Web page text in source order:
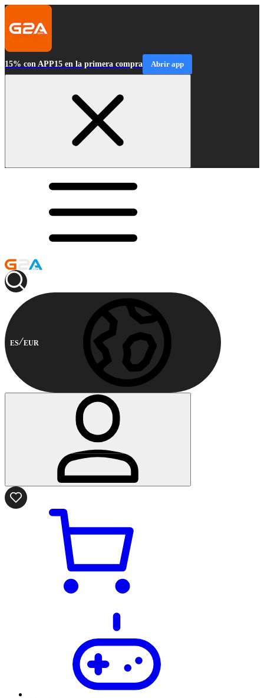
15% con APP15 en la primera compra Abrir app
ES EUR